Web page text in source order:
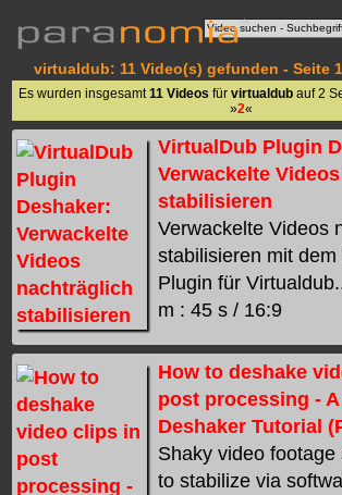
virtualdub: 11 Video(s) gefunden - Seite 1
Es wurden insgesamt 11 Videos für virtualdubauf 2
»2«
VirtualDub Plugin
Verwackelte
stabilisieren
Verwackelte Videos
stabilisieren mit
Plugin für
m : 45 s / 16:9
How to deshake
post processing -
Deshaker Tutorial
Shaky video
to stabilize via